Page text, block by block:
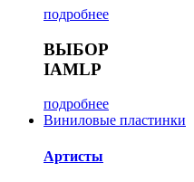
подробнее
ВЫБОР
IAMLP
подробнее
Виниловые пластинки
Артисты